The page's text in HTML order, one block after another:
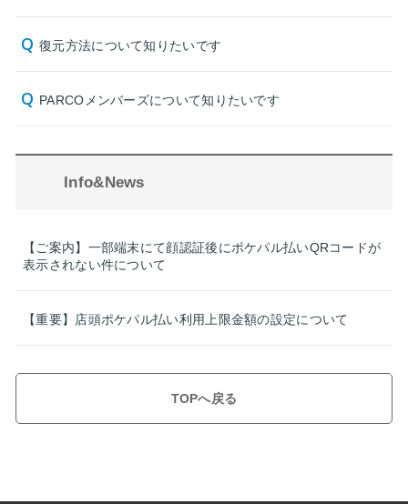
復元方法について知りたいです
PARCOメンバーズについて知りたいです
Info&News
【ご案内】一部端末にて顔認証後にポケパル払いQRコードが
表示されない件について
【重要】店頭ポケパル払い利用上限金額の設定について
TOPへ戻る